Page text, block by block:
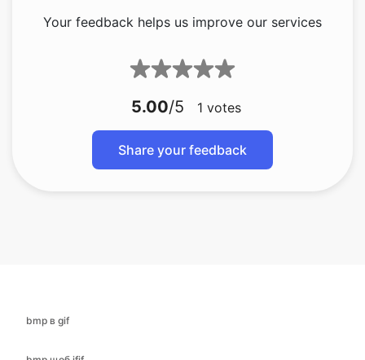
5.00
Share your feedback
bmp щоб ico